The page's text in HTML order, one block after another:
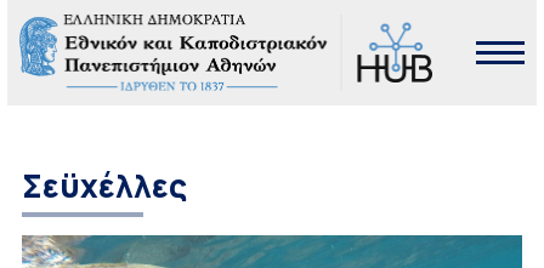
Σεϋχέλλες